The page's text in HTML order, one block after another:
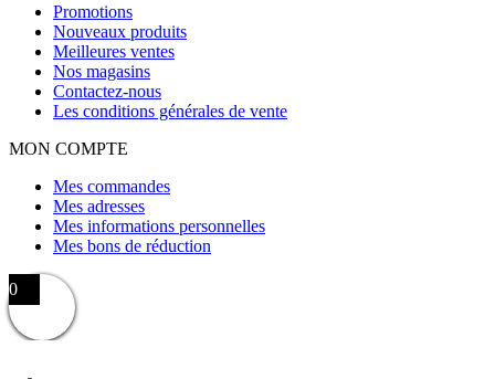
Promotions
Nouveaux produits
Meilleures ventes
Nos magasins
Contactez-nous
Les conditions générales de vente
MON COMPTE
Mes commandes
Mes adresses
Mes informations personnelles
Mes bons de réduction
0